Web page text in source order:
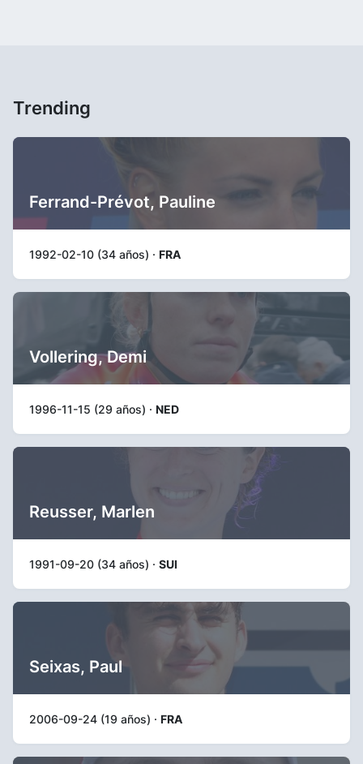
Trending
Ferrand-Prévot, Pauline
1992-02-10 (34 años) · FRA
Vollering, Demi
1996-11-15 (29 años) · NED
Reusser, Marlen
1991-09-20 (34 años) · SUI
Seixas, Paul
2006-09-24 (19 años) · FRA